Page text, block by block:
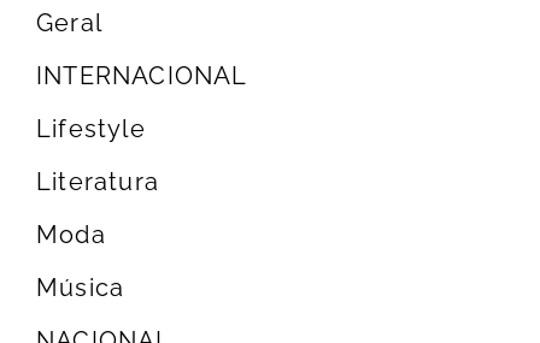
Geral
INTERNACIONAL
Lifestyle
Literatura
Moda
Música